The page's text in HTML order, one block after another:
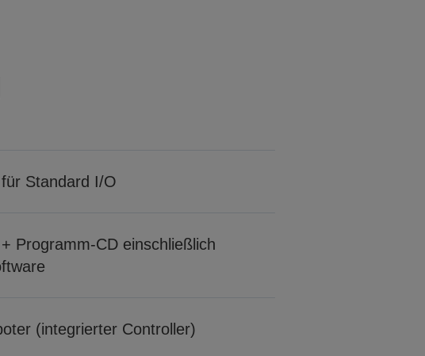
Standard I/O
Programm-CD einschließlich
(integrierter Controller)